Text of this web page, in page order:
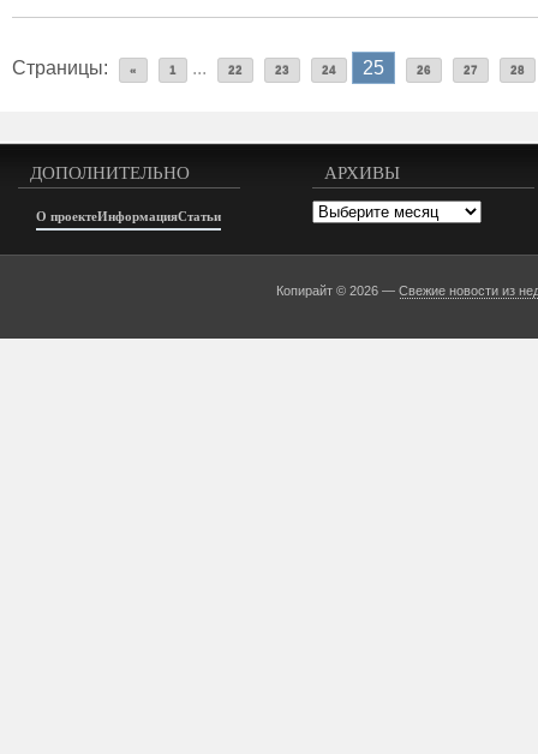
Страницы: « 1 ... 22 23 24 25 26 27 28
ДОПОЛНИТЕЛЬНО
О проектеИнформацияСтатьи
АРХИВЫ
Архивы
Копирайт © 2026 —Свежие новости из